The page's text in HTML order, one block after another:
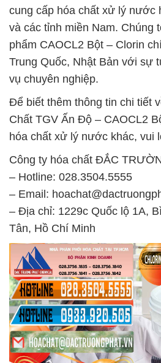
cung cấp hóa chất xử lý nước
và các tỉnh miền Nam. Chúng
phẩm CAOCL2 Bột – Clorin
Trung Quốc, Nhật Bản với sự
vụ chuyên nghiệp.
Để biết thêm thông tin chi tiết
Chất TGV Ấn Độ – CAOCL2
hóa chất xử lý nước khác, vui
Công ty hóa chất ĐẮC
– Hotline: 028.3504.5555
– Email:
– Địa chỉ: 1229c Quốc lộ 1A,
Tân, Hồ Chí Minh